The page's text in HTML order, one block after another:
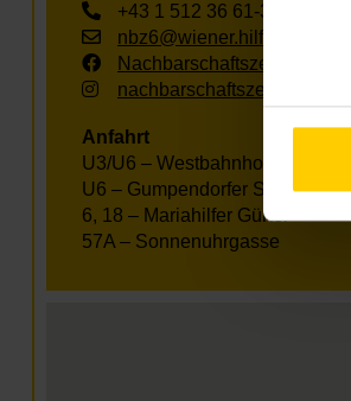
+43 1 512 36 61-3300
nbz6@wiener.hilfswerk.at
Nachbarschaftszentren
nachbarschaftszentren.wien
Anfahrt
U3/U6 – Westbahnhof
U6 – Gumpendorfer Straße
6, 18 – Mariahilfer Gürtel
57A – Sonnenuhrgasse